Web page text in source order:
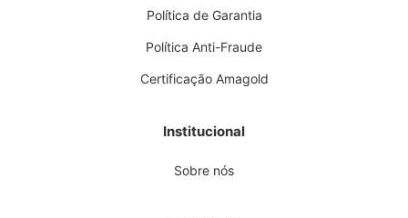
Política de Garantia
Política Anti-Fraude
Certificação Amagold
Institucional
Sobre nós